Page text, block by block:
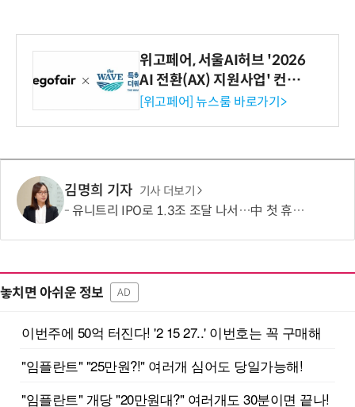
위고페어, 서울AI허브 '2026
AI 전환(AX) 지원사업' 컨소
시엄 선정
[위고페어] 뉴스룸 바로가기>
김명희 기자 기사 더보기
유니트리 IPO로 1.3조 조달 나서…中 첫 휴머노이드 상장사 탄생 임박
놓치면 아쉬운 정보 AD